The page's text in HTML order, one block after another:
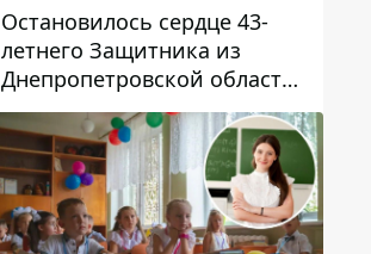
Остановилось сердце 43-
летнего Защитника из
Днепропетровской области
Евгения Зинченко